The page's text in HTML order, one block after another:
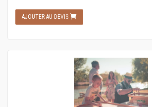
AJOUTER AU DEVIS